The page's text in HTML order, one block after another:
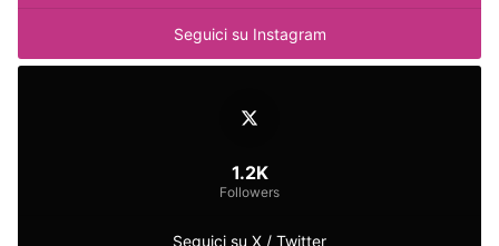
Seguici su Instagram
Seguici su X / Twitter
1.2K
Followers